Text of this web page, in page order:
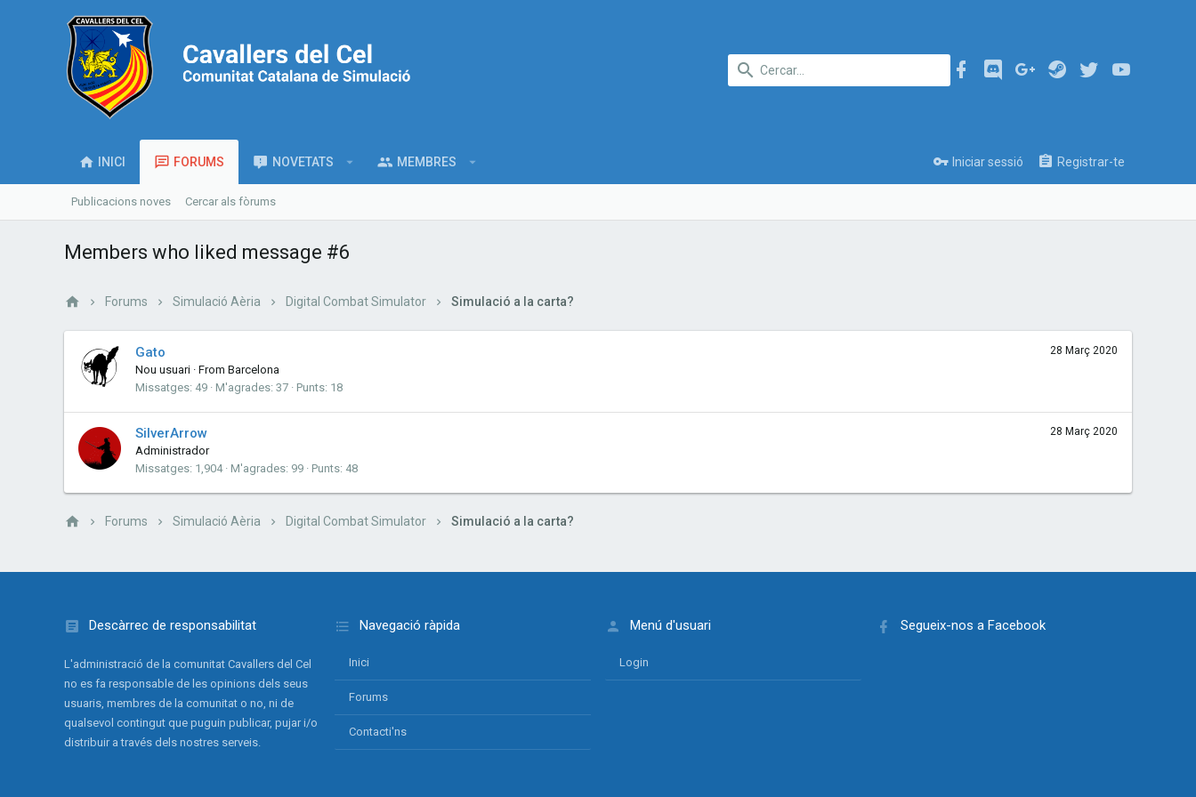
INICI FORUMS NOVETATS MEMBRES Iniciar sessió Registrar-te
Publicacions noves Cercar als fòrums
Members who liked message #6
Forums Simulació Aèria Digital Combat Simulator Simulació a la carta?
28 Març 2020
Gato
Nou usuari · From Barcelona
Missatges 49 M'agrades 37 Punts 18
28 Març 2020
SilverArrow
Administrador
Missatges 1,904 M'agrades 99 Punts 48
Forums Simulació Aèria Digital Combat Simulator Simulació a la carta?
Descàrrec de responsabilitat
L'administració de la comunitat Cavallers del Cel
no es fa responsable de les opinions dels seus
usuaris, membres de la comunitat o no, ni de
qualsevol contingut que puguin publicar, pujar i/o
distribuir a través dels nostres serveis.
Navegació ràpida
Inici
Forums
Contacti'ns
Menú d'usuari
Login
Segueix-nos a Facebook